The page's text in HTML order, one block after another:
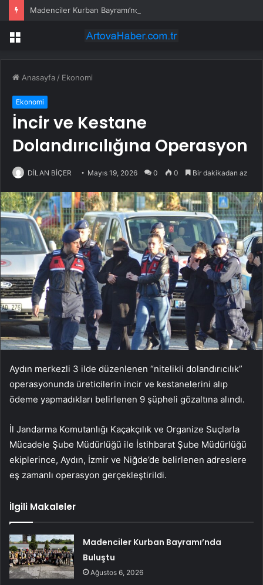
Madenciler Kurban Bayramı’nda Buluştu
Menü
Anasayfa / Ekonomi
Ekonomi
İncir ve Kestane
Dolandırıcılığına Operasyon
DİLAN BİÇER Mayıs 19, 2026 0 0 Bir dakikadan az
Aydın merkezli 3 ilde düzenlenen “nitelikli dolandırıcılık”
operasyonunda üreticilerin incir ve kestanelerini alıp
ödeme yapmadıkları belirlenen 9 şüpheli gözaltına alındı.
İl Jandarma Komutanlığı Kaçakçılık ve Organize Suçlarla
Mücadele Şube Müdürlüğü ile İstihbarat Şube Müdürlüğü
ekiplerince, Aydın, İzmir ve Niğde’de belirlenen adreslere
eş zamanlı operasyon gerçekleştirildi.
İlgili Makaleler
Madenciler Kurban Bayramı’nda
Buluştu
Ağustos 6, 2026